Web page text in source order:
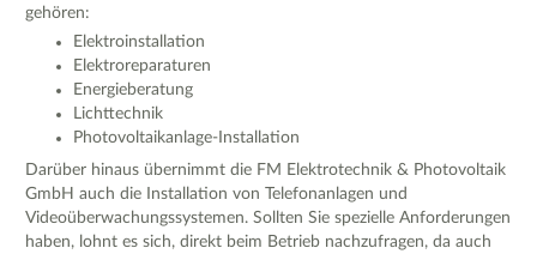
gehören:
Elektroinstallation
Elektroreparaturen
Energieberatung
Lichttechnik
Photovoltaikanlage-Installation
Darüber hinaus übernimmt die FM Elektrotechnik & Photovoltaik
GmbH auch die Installation von Telefonanlagen und
Videoüberwachungssystemen. Sollten Sie spezielle Anforderungen
haben, lohnt es sich, direkt beim Betrieb nachzufragen, da auch